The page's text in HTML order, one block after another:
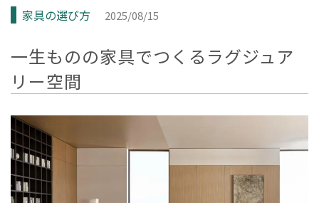
ACCESS
CONTACT
BLOG
カタログ請求は こちら
ご来店予約は
家具の選び方 2025/08/15
一生ものの家具でつくるラグジュア
リー空間